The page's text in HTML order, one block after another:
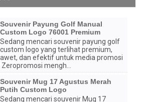
Souvenir Payung Golf Manual
Custom Logo 76001 Premium
Sedang mencari souvenir payung golf
custom logo yang terlihat premium,
awet, dan efektif untuk media promosi
mengh...
Souvenir Mug 17 Agustus Merah
Putih Custom Logo
Sedang mencari souvenir Mug 17